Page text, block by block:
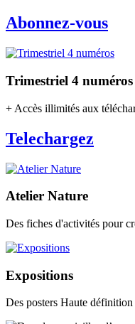
Abonnez-vous
Trimestriel 4 numéros
+ Accès illimités aux
Telechargez
Atelier Nature
Des fiches d'activités pour
Expositions
Des posters Haute